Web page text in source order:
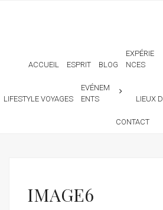
ACCUEIL ESPRIT BLOG
EXPÉRIE
NCES
LIFESTYLE VOYAGES
EVÉNEM
ENTS
LIEUX
CONTACT
IMAGE6